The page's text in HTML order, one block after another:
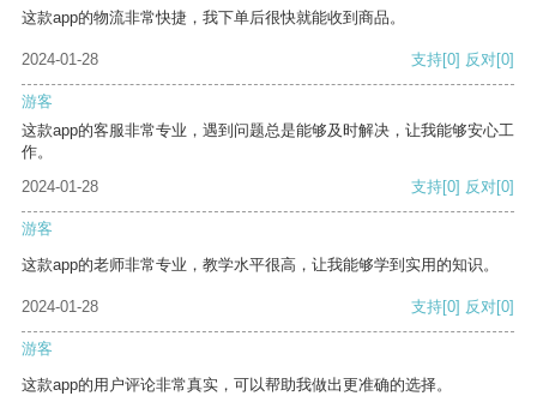
这款app的物流非常快捷，我下单后很快就能收到商品。
2024-01-28 支持[0] 反对[0]
游客
这款app的客服非常专业，遇到问题总是能够及时解决，让我能够安心工
作。
2024-01-28
支持[0] 反对[0]
游客
这款app的老师非常专业，教学水平很高，让我能够学到实用的知识。
2024-01-28 支持[0] 反对[0]
游客
这款app的用户评论非常真实，可以帮助我做出更准确的选择。